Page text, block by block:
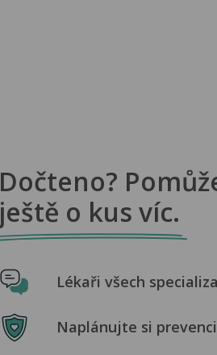
Dočteno?
ještě o kus víc.
Lékaři všech
Naplánujte si